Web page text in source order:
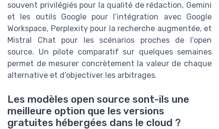
souvent privilégiés pour la qualité de rédaction, Gemini
et les outils Google pour l’intégration avec Google
Workspace, Perplexity pour la recherche augmentée, et
Mistral Chat pour les scénarios proches de l’open
source. Un pilote comparatif sur quelques semaines
permet de mesurer concrètement la valeur de chaque
alternative et d’objectiver les arbitrages.
Les modèles open source sont-ils une
meilleure option que les versions
gratuites hébergées dans le cloud ?